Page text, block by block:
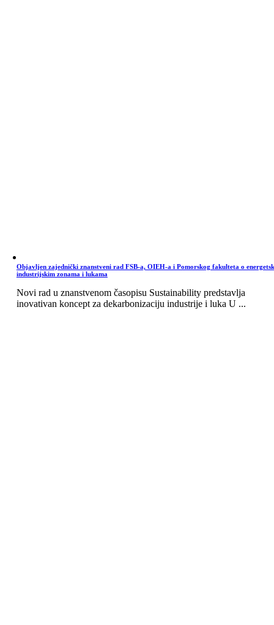
Objavljen zajednički znanstveni rad FSB-a, OIEH-a i Pomorskog fakulteta o
industrijskim zonama i lukama
Novi rad u znanstvenom časopisu Sustainability predstavlja
inovativan koncept za dekarbonizaciju industrije i luka U ...